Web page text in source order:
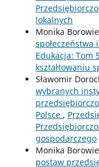
lokalnych
Monika
Edukacja: Tom
kształtowaniu
Sławomir
wybranych
Polsce ,
gospodarczego
Monika
postaw